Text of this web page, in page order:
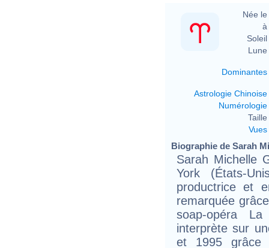
Née le
à
Soleil
Lune
Dominantes
Astrologie Chinoise
Numérologie
Taille
Vues
Biographie de Sarah
Sarah Michelle
York (États-
productrice et
remarquée
soap-opéra
interprète sur
et 1995 grâce